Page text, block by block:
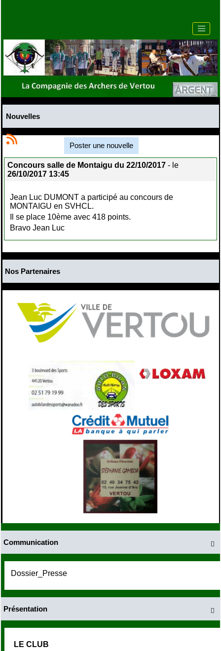

Communication
Dossier_Presse

Présentation
LE CLUB
Nouvelles
Poster une nouvelle
Concours salle de Montaigu du 22/10/2017 - le
26/10/2017 13:45
Jean Luc DUMONT a participé au concours de
MONTAIGU en SVHCL.
Il se place 10ème avec 418 points.
Bravo Jean Luc
Nos Partenaires